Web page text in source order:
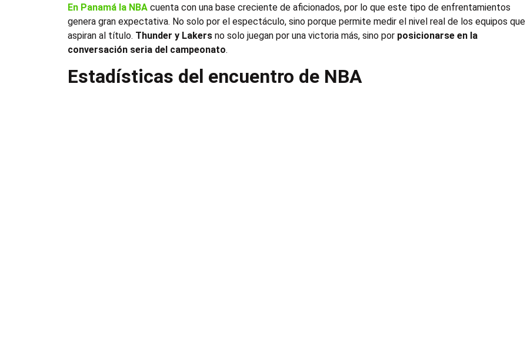
En Panamá la NBA cuenta con una base creciente de aficionados, por lo que este tipo de enfrentamientos
genera gran expectativa. No solo por el espectáculo, sino porque permite medir el nivel real de los equipos que
aspiran al título. Thunder y Lakersno solo juegan por una victoria más, sino por posicionarse en la
conversación seria del campeonato.
Estadísticas del encuentro de NBA